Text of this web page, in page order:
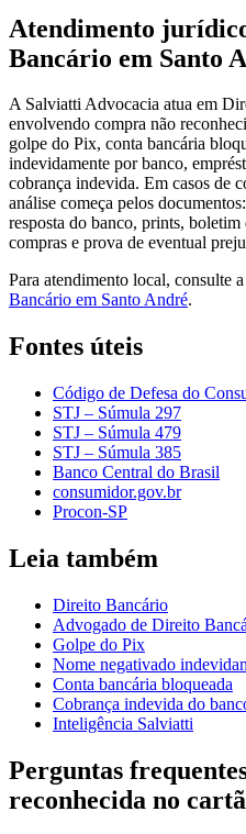
Atendimento
Bancário em Santo
A Salviatti Advocacia atua em
envolvendo compra não
golpe do Pix, conta bancária
indevidamente por banco,
cobrança indevida. Em casos de
análise começa pelos
resposta do banco, prints,
compras e prova de eventual
Para atendimento local, consulte
Bancário em Santo André.
Fontes úteis
Código de Defesa do
STJ – Súmula 297
STJ – Súmula 479
STJ – Súmula 385
Banco Central do Brasil
consumidor.gov.br
Procon-SP
Leia também
Direito Bancário
Advogado de Direito
Golpe do Pix
Nome negativado
Conta bancária bloqueada
Cobrança indevida do
Inteligência Salviatti
Perguntas
reconhecida no